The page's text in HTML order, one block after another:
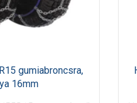
gumiabroncsra,
16mm